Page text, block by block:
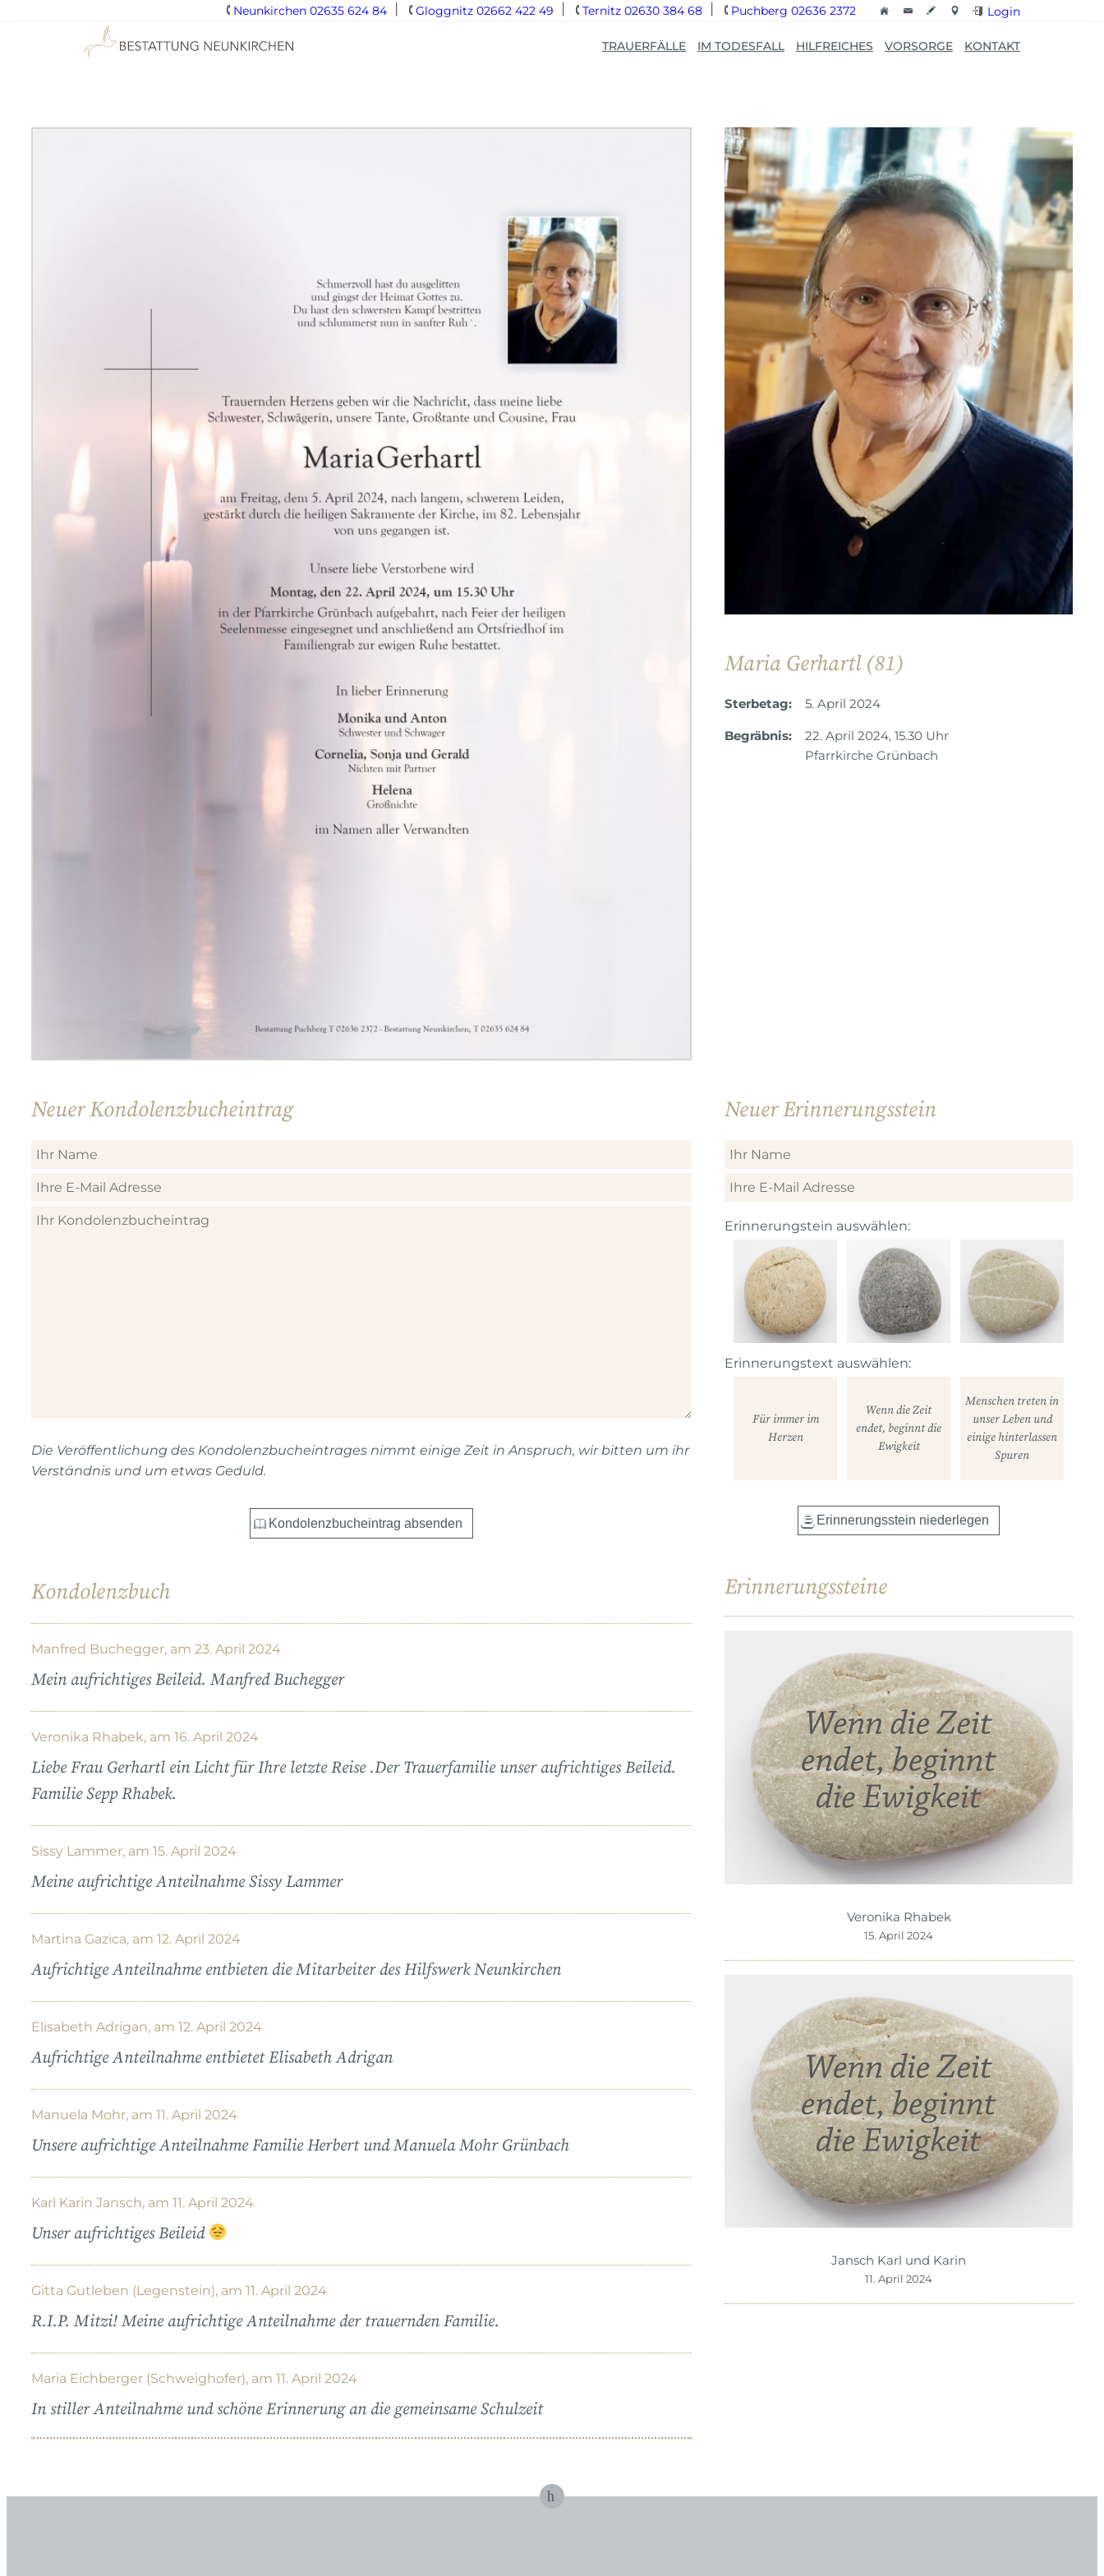
Neunkirchen 02635 624 84 Gloggnitz 02662 422 49 Ternitz 02630 384 68 Puchberg 02636 2372 Login
TRAUERFÄLLE IM TODESFALL HILFREICHES VORSORGE KONTAKT
Maria Gerhartl (81)
Sterbetag: 5. April 2024
Begräbnis:
22. April 2024, 15.30 Uhr
Pfarrkirche Grünbach
Neuer Kondolenzbucheintrag
Die Veröffentlichung des Kondolenzbucheintrages nimmt einige Zeit in Anspruch, wir bitten um ihr
Verständnis und um etwas Geduld.
Kondolenzbuch
Manfred Buchegger, am 23. April 2024
Mein aufrichtiges Beileid. Manfred Buchegger
Veronika Rhabek, am 16. April 2024
Liebe Frau Gerhartl ein Licht für Ihre letzte Reise .Der Trauerfamilie unser aufrichtiges Beileid.
Familie Sepp Rhabek.
Sissy Lammer, am 15. April 2024
Meine aufrichtige Anteilnahme Sissy Lammer
Martina Gazica, am 12. April 2024
Aufrichtige Anteilnahme entbieten die Mitarbeiter des Hilfswerk Neunkirchen
Elisabeth Adrigan, am 12. April 2024
Aufrichtige Anteilnahme entbietet Elisabeth Adrigan
Manuela Mohr, am 11. April 2024
Unsere aufrichtige Anteilnahme Familie Herbert und Manuela Mohr Grünbach
Karl Karin Jansch, am 11. April 2024
Unser aufrichtiges Beileid
Gitta Gutleben (Legenstein), am 11. April 2024
R.I.P. Mitzi! Meine aufrichtige Anteilnahme der trauernden Familie.
Maria Eichberger (Schweighofer), am 11. April 2024
In stiller Anteilnahme und schöne Erinnerung an die gemeinsame Schulzeit
Neuer Erinnerungsstein
Erinnerungstein auswählen:
Erinnerungstext auswählen:
Für immer im
Herzen
Wenn die Zeit
endet, beginnt die
Ewigkeit
Menschen treten in
unser Leben und
einige hinterlassen
Spuren
Erinnerungssteine
Veronika Rhabek
15. April 2024
Jansch Karl und Karin
11. April 2024